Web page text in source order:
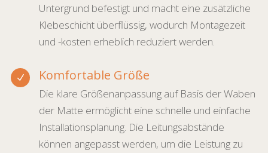
Untergrund befestigt und macht eine zusätzliche
Klebeschicht überflüssig, wodurch Montagezeit
und -kosten erheblich reduziert werden.
N Komfortable Größe
Die klare Größenanpassung auf Basis der Waben
der Matte ermöglicht eine schnelle und einfache
Installationsplanung. Die Leitungsabstände
können angepasst werden, um die Leistung zu